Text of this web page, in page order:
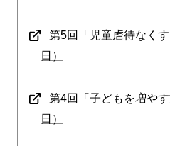
第5回「児童虐待なく
日）
第4回「子どもを増や
日）